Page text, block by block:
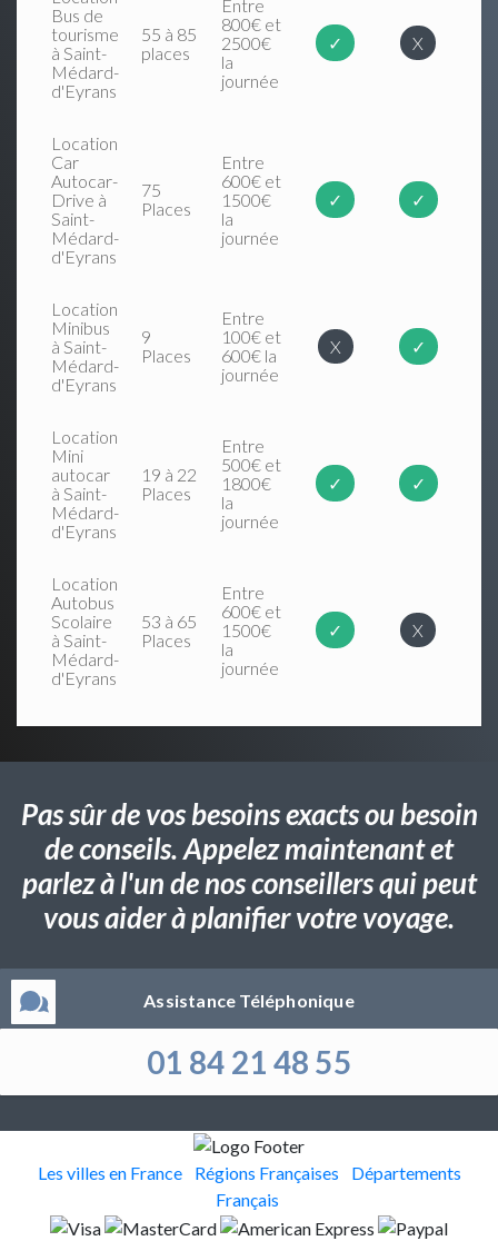
Bus de
tourisme
à Saint-
Médard-
d'Eyrans
55 à 85
places
Entre
800€ et
2500€
la
journée
✓ X
Location
Car
Autocar-
Drive à
Saint-
Médard-
d'Eyrans
75
Places
Entre
600€ et
1500€
la
journée
✓ ✓
Location
Minibus
à Saint-
Médard-
d'Eyrans
9
Places
Entre
100€ et
600€ la
journée
X ✓
Location
Mini
autocar
à Saint-
Médard-
d'Eyrans
19 à 22
Places
Entre
500€ et
1800€
la
journée
✓ ✓
Location
Autobus
Scolaire
à Saint-
Médard-
d'Eyrans
53 à 65
Places
Entre
600€ et
1500€
la
journée
✓ X
Pas sûr de vos besoins exacts ou besoin
de conseils. Appelez maintenant et
parlez à l'un de nos conseillers qui peut
vous aider à planifier votre voyage.
Assistance Téléphonique
01 84 21 48 55
Les villes en France Régions Françaises
Départements
Français